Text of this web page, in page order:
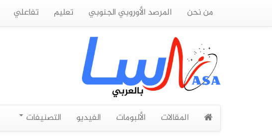
من نحن المرصد الأوروبي الجنوبي تعليم تفاعلي
المقالات الألبومات الفيديو التصنيفات